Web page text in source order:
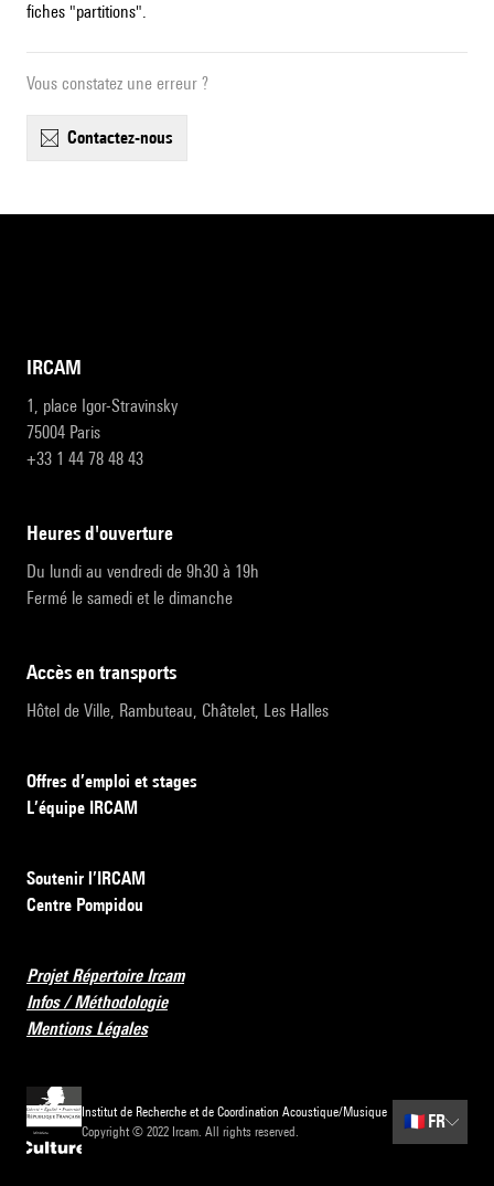
fiches "partitions".
Vous constatez une erreur ?
contactez-nous
IRCAM
1, place Igor-Stravinsky
75004 Paris
+33 1 44 78 48 43
heures d'ouverture
Du lundi au vendredi de 9h30 à 19h
Fermé le samedi et le dimanche
accès en transports
Hôtel de Ville, Rambuteau, Châtelet, Les Halles
Offres d’emploi et stages
L’équipe IRCAM
Soutenir l’IRCAM
Centre Pompidou
Projet Répertoire Ircam
Infos / Méthodologie
Mentions Légales
Institut de Recherche et de Coordination Acoustique/Musique
Copyright © 2022 Ircam. All rights reserved.
🇫🇷 FR